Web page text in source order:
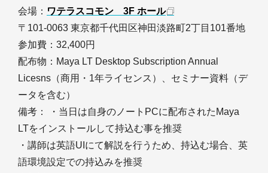
会場： ワテラスコモン 3F ホール
〒101-0063 東京都千代田区神田淡路町2丁目101番地
参加費：32,400円
配布物：Maya LT Desktop Subscription Annual
Licesns（商用・1年ライセンス）、セミナー資料（デ
ータを含む）
備考： ・当日は自身のノートPCに配布されたMaya
LTをインストールして持込む事を推奨
・講師は英語UIにて解説を行うため、持込む場合、英
語環境設定での持込みを推奨